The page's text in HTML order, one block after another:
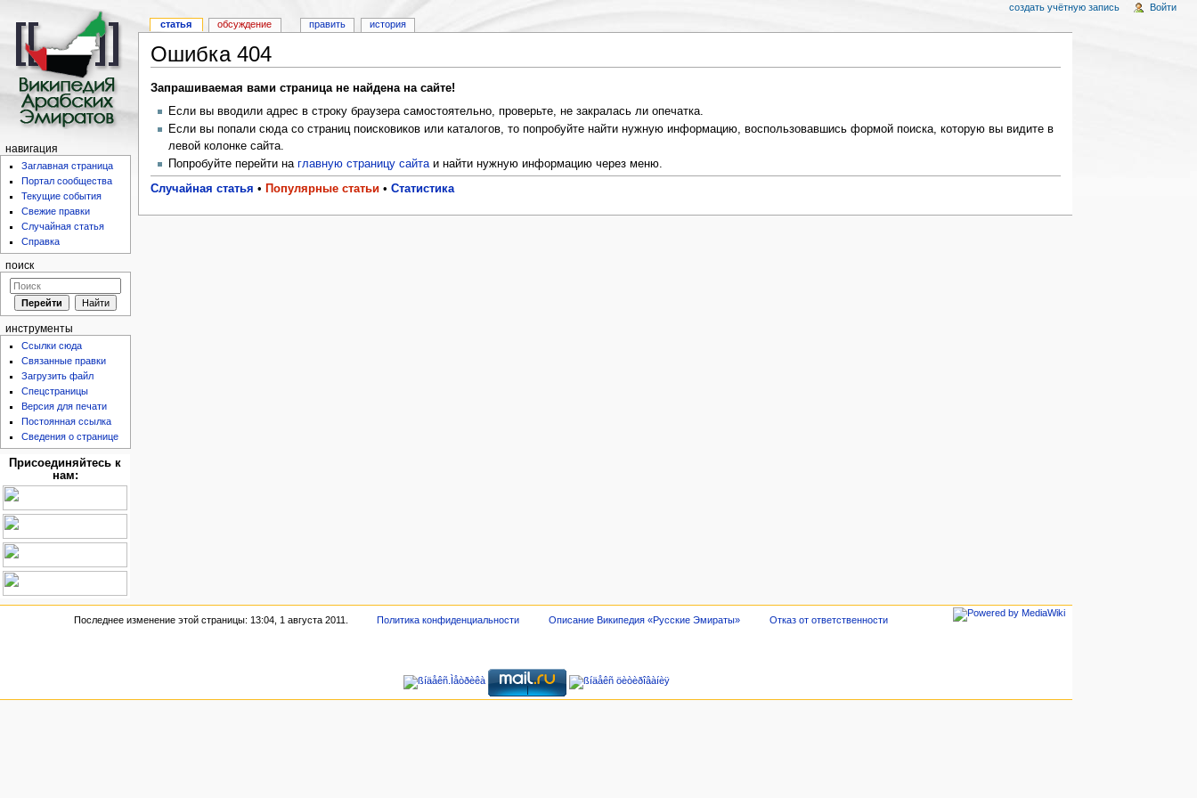
Ошибка 404
Запрашиваемая вами страница не найдена на сайте!
Если вы вводили адрес в строку браузера самостоятельно, проверьте, не закралась ли опечатка.
Если вы попали сюда со страниц поисковиков или каталогов, то попробуйте найти нужную информацию, воспользовавшись формой поиска, которую вы видите в
левой колонке сайта.
Попробуйте перейти на главную страницу сайтаи найти нужную информацию через меню.
Случайная статья • Популярные статьи• Статистика
статья обсуждение править история
создать учётную запись Войти
навигация
Заглавная страница
Портал сообщества
Текущие события
Свежие правки
Случайная статья
Справка
поиск
инструменты
Ссылки сюда
Связанные правки
Загрузить файл
Спецстраницы
Версия для печати
Постоянная ссылка
Сведения о странице
Присоединяйтесь к
нам:
Последнее изменение этой страницы: 13:04, 1 августа 2011. Политика конфиденциальности Описание Википедия «Русские Эмираты» Отказ от ответственности